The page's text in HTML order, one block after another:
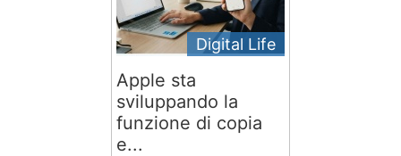
Digital Life
Apple sta
sviluppando la
funzione di copia
e...